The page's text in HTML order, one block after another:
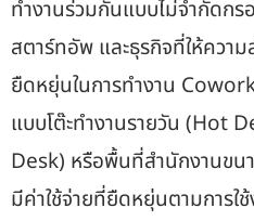
ทำงานร่วมกันแบบไม่จำกัดกร
สตาร์ทอัพ และธุรกิจที่ให้ควา
ยืดหยุ่นในการทำงาน
แบบโต๊ะทำงานรายวัน (Hot
Desk) หรือพื้นที่สำนักงานขน
มีค่าใช้จ่ายที่ยืดหยุ่นตามการใ